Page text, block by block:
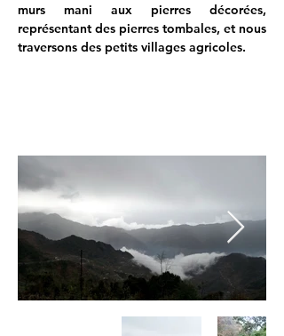
murs mani aux pierres décorées,
représentant des pierres tombales, et nous
traversons des petits villages agricoles.